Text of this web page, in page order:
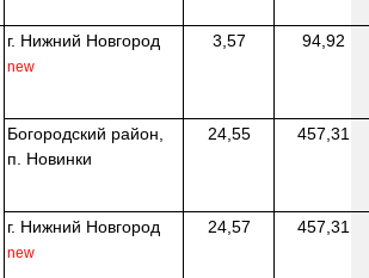
г. Нижний Новгород
new
3,57 94,92
Богородский район,
п. Новинки
24,55 457,31
г. Нижний Новгород
new
24,57 457,31